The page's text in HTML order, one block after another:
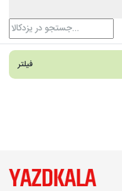
فیلتر